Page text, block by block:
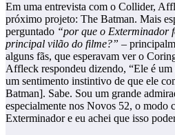
Em uma entrevista com o Collider,
próximo projeto: The Batman. Mais
perguntado “por que o Exterminador
principal vilão do filme?” –
alguns fãs, que esperavam ver o
Affleck respondeu dizendo, “Ele é
um sentimento instintivo de que ele
Batman]. Sabe. Sou um grande
especialmente nos Novos 52, o modo
Exterminador e eu achei que isso